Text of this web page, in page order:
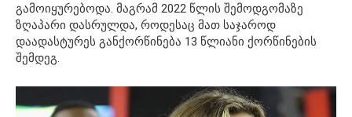
გამოიყურებოდა. მაგრამ 2022 წლის შემოდგომაზე
ზღაპარი დასრულდა, როდესაც მათ საჯაროდ
დაადასტურეს განქორწინება 13 წლიანი ქორწინების
შემდეგ.